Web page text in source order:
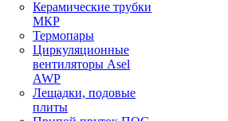
Керамические трубки
МКР
Термопары
Циркуляционные
вентиляторы Asel
AWP
Лещадки, подовые
плиты